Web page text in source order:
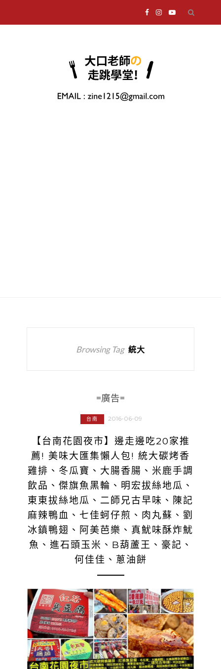
Browsing Tag 統大
=廣告=
台南 2016-06-09
【台南花園夜市】邊走邊吃20家推
薦! 美味大匯集懶人包! 統大碳烤香
雞排、冬瓜寶、大腸香腸、米鹿手調
飲品、傑旗魚黑輪、明宏拔絲地瓜、
東東拔絲地瓜、二師兄古早味、陳記
麻辣鴨血、七佳蚵仔煎、肉丸蘇、劉
冰鎮鴨翅、阿美芭樂、真魷味酥炸魷
魚、進石頭玉米、B葫蘆王、豪記、
何佳佳、蔥油餅